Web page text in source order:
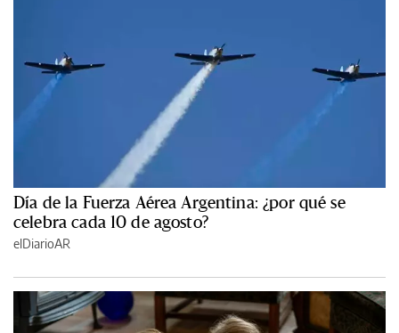
Día de la Fuerza Aérea Argentina: ¿por qué se
celebra cada 10 de agosto?
elDiarioAR